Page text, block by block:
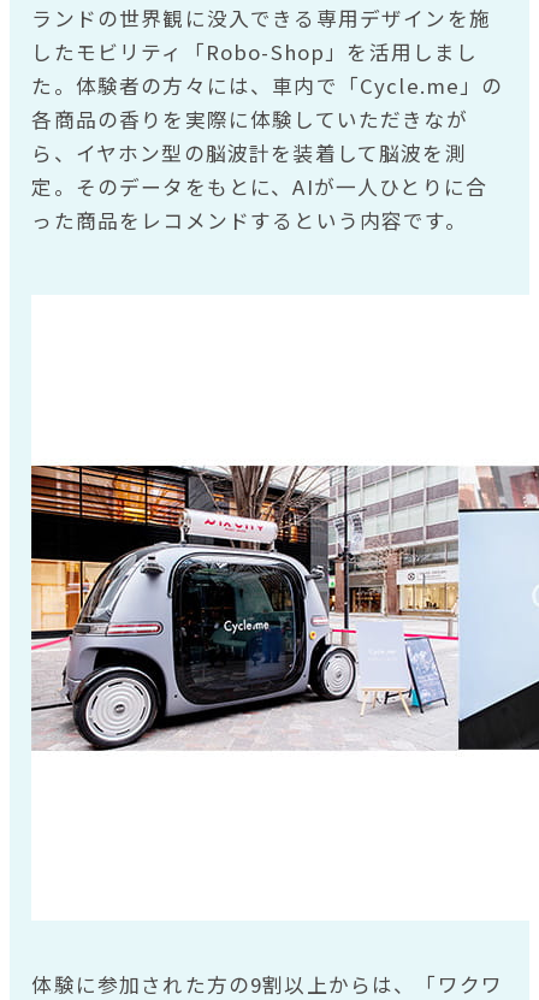
ランドの世界観に没入できる専用デザインを施
したモビリティ「Robo-Shop」を活用しまし
た。体験者の方々には、車内で「Cycle.me」の
各商品の香りを実際に体験していただきなが
ら、イヤホン型の脳波計を装着して脳波を測
定。そのデータをもとに、AIが一人ひとりに合
った商品をレコメンドするという内容です。
体験に参加された方の9割以上からは、「ワクワ